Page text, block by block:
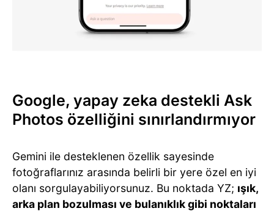
Google, yapay zeka destekli Ask
Photos özelliğini sınırlandırmıyor
Gemini ile desteklenen özellik sayesinde
fotoğraflarınız arasında belirli bir yere özel en iyi
olanı sorgulayabiliyorsunuz. Bu noktada YZ; ışık,
arka plan bozulması ve bulanıklık gibi noktaları